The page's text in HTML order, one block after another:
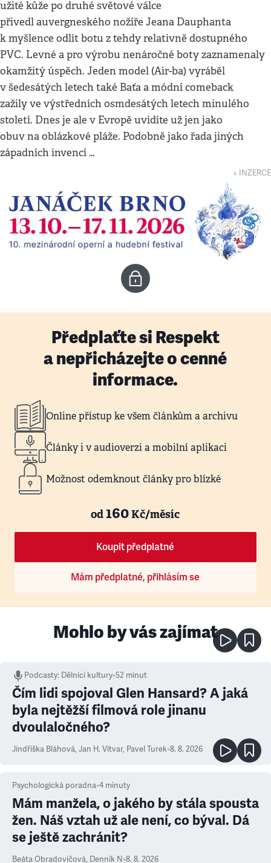
užité kůže po druhé světové válce
přivedl auvergneského nožíře Jeana Dauphanta
k myšlence odlít botu z tehdy relativně dostupného
PVC. Levné a pro výrobu nenáročné boty zaznamenaly
okamžitý úspěch. Jeden model (Air-ba) vyráběl
v šedesátých letech také Baťa a módní comeback
zažily ve výstředních osmdesátých letech minulého
století. Dnes je ale v Evropě uvidíte už jen jako
obuv na oblázkové pláže. Podobně jako řada jiných
západních invencí …
↓ INZERCE
Předplaťte si Respekt
a nepřicházejte o cenné
informace.
Online přístup ke všem článkům a archivu
Články i v audioverzi a mobilní aplikaci
Možnost odemknout články pro blízké
od160Kč/měsíc
Koupit předplatné
Mám předplatné, přihlásím se
Mohlo by vás zajímat
Podcasty: Dělníci kultury•52 minut
Čím lidi spojoval Glen Hansard? A jaká
byla nejtěžší filmová role jinanu
dvoulaločného?
Jindřiška Bláhová, Jan H. Vitvar, Pavel Turek•8. 8. 2026
Psychologická poradna•4 minuty
Mám manžela, o jakého by stála spousta
žen. Náš vztah už ale není, co býval. Dá
se ještě zachránit?
Beáta Obradovičová, Denník N•8. 8. 2026